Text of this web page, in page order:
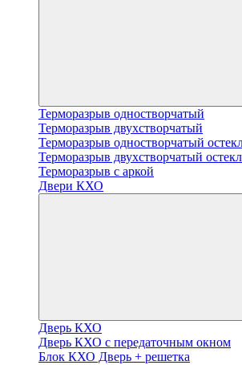
Терморазрыв одностворчатый
Терморазрыв двухстворчатый
Терморазрыв одностворчатый
Терморазрыв двухстворчатый
Терморазрыв с аркой
Двери КХО
Дверь КХО
Дверь КХО с передаточным окном
Блок КХО Дверь + решетка